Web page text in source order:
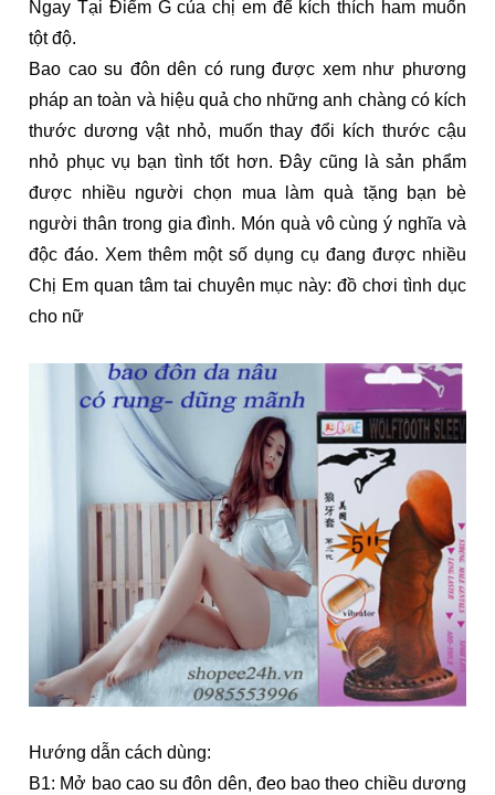
Ngay Tại Điểm G của chị em để kích thích ham muốn
tột độ.
Bao cao su đôn dên có rung được xem như phương
pháp an toàn và hiệu quả cho những anh chàng có kích
thước dương vật nhỏ, muốn thay đổi kích thước cậu
nhỏ phục vụ bạn tình tốt hơn. Đây cũng là sản phẩm
được nhiều người chọn mua làm quà tặng bạn bè
người thân trong gia đình. Món quà vô cùng ý nghĩa và
độc đáo. Xem thêm một số dụng cụ đang được nhiều
Chị Em quan tâm tai chuyên mục này: đồ chơi tình dục
cho nữ
Hướng dẫn cách dùng:
B1: Mở bao cao su đôn dên, đeo bao theo chiều dương